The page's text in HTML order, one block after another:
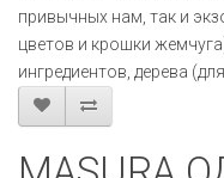
привычных нам, так и
цветов и крошки
ингредиентов, дерева